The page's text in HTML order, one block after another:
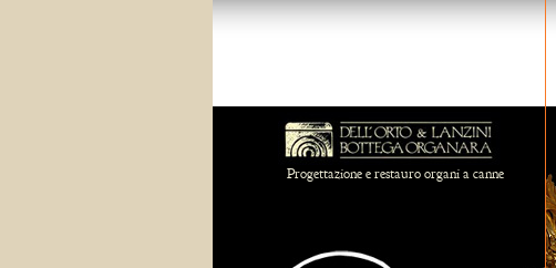
Progettazione e restauro organi a canne